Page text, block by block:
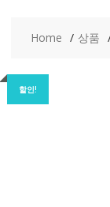
Home 상품
할인!